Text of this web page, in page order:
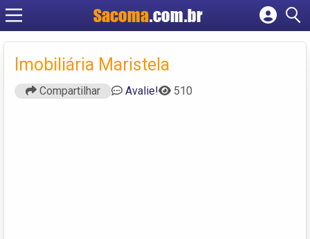
Sacoma.com.br
Cadastrar empresa
Criar conta
Imobiliária Maristela
Compartilhar Avalie! 510